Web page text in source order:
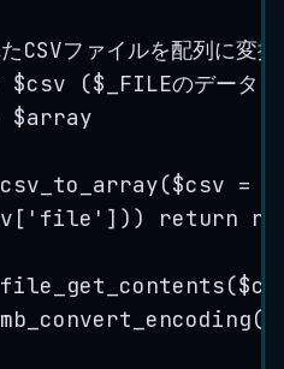
CSVファイルを配列に変
$csv ($_FILEのデータ)
$array
csv_to_array($csv =
[ ' file ' ])) return
file_get_contents(
mb_convert_encoding(